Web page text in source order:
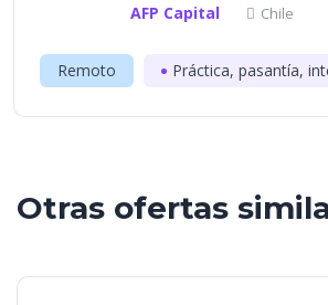
AFP Capital Chile
Remoto Práctica, pasantía,
Otras ofertas